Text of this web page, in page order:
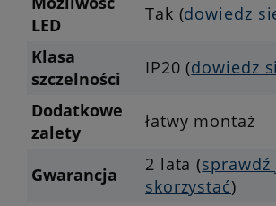
LED
Tak (dowiedz
Klasa
szczelności
IP20 (dowiedz
Dodatkowe
zalety
łatwy montaż
Gwarancja 2 lata (sprawdź
skorzystać)